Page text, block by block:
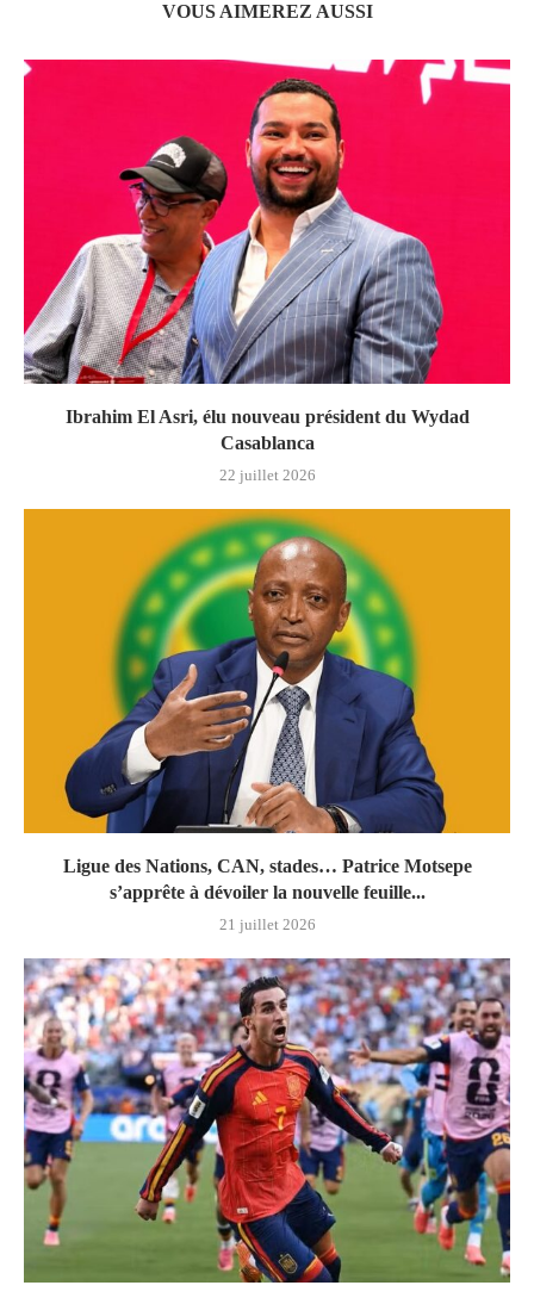
VOUS AIMEREZ AUSSI
Ibrahim El Asri, élu nouveau président du Wydad
Casablanca
22 juillet 2026
Ligue des Nations, CAN, stades… Patrice Motsepe
s’apprête à dévoiler la nouvelle feuille...
21 juillet 2026